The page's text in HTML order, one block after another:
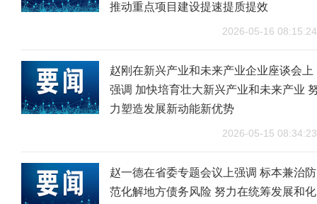
推动重点项目建设提速提质提效
2026-05-16 08:15:24
赵刚在新兴产业和未来产业企业座谈会上
强调 加快培育壮大新兴产业和未来产业
力塑造发展新动能新优势
2026-05-15 08:34:23
赵一德在省委专题会议上强调 标本兼治防
范化解地方债务风险 努力在统筹发展和化